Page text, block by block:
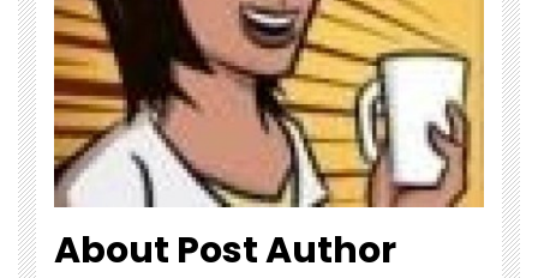
About Post Author